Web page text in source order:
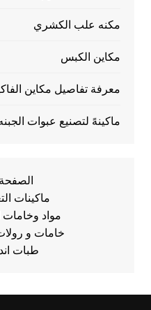
مكنه علب الكشري
مكاين الكبس
معرفة تفاصيل مكاين
ماكينهً لتصنيع عبوات
ماكينات
مواد وخامات
خامات و
طبات